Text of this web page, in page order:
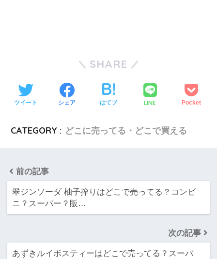
SHARE
ツイート シェア はてブ LINE Pocket
CATEGORY : どこに売ってる・どこで買える
前の記事
翠ジンソーダ 柚子搾りはどこで売ってる？コンビ
ニ？スーパー？販…
次の記事
あずきルイボスティーはどこで売ってる？スーパ